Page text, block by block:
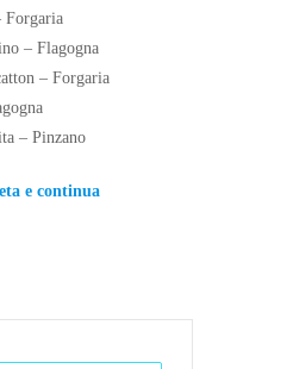
– Flagogna
– Forgaria
– Pinzano
e continua